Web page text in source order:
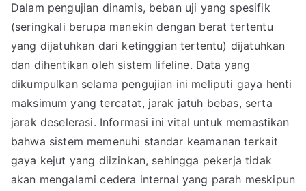
Dalam pengujian dinamis, beban uji yang spesifik
(seringkali berupa manekin dengan berat tertentu
yang dijatuhkan dari ketinggian tertentu) dijatuhkan
dan dihentikan oleh sistem lifeline. Data yang
dikumpulkan selama pengujian ini meliputi gaya henti
maksimum yang tercatat, jarak jatuh bebas, serta
jarak deselerasi. Informasi ini vital untuk memastikan
bahwa sistem memenuhi standar keamanan terkait
gaya kejut yang diizinkan, sehingga pekerja tidak
akan mengalami cedera internal yang parah meskipun